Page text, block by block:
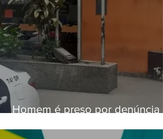
Homem é preso por denúncia
Alcântara